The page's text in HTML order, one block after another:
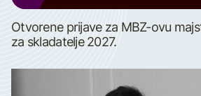
Otvorene prijave za MBZ-ovu
za skladatelje 2027.